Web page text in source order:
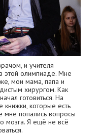
и учителя
этой олимпиаде. Мне
мои мама, папа и
хирургом. Как
готовиться. На
книжки, которые есть
мне попались вопросы
мозга. Я ещё не всё